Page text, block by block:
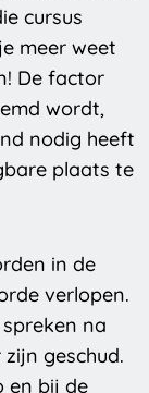
cursus
meer weet
De factor
wordt,
nodig heeft
plaats te
in de
verlopen.
na
geschud.
en bij de